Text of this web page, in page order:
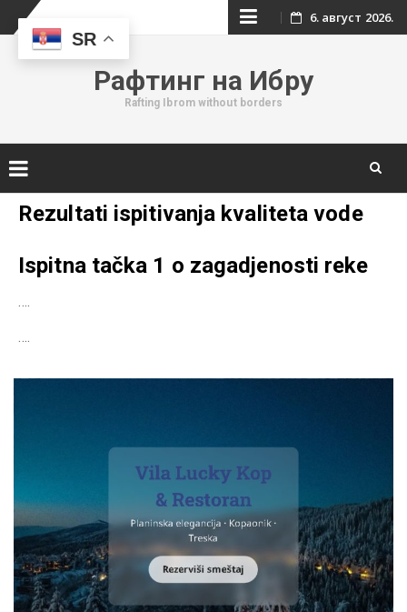
Skip
content
6. август 2026.
Рафтинг на Ибру
Rafting Ibrom without borders
SkipRezultati ispitivanja kvaliteta vode
Ispitna tačka 1 o zagadjenosti reke
….
….
SR